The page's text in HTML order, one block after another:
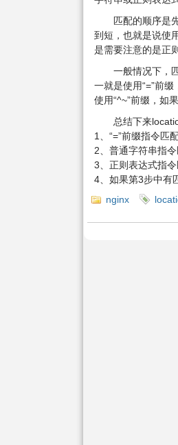
匹配的顺序是
到短，也就是说使
是需要注意的是正
一般情况下，
一就是使用“=”前
使用“^~”前缀，如
总结下来
1、“=”前缀指令匹
2、普通字符串指
3、正则表达式指
4、如果第3步中有
nginx